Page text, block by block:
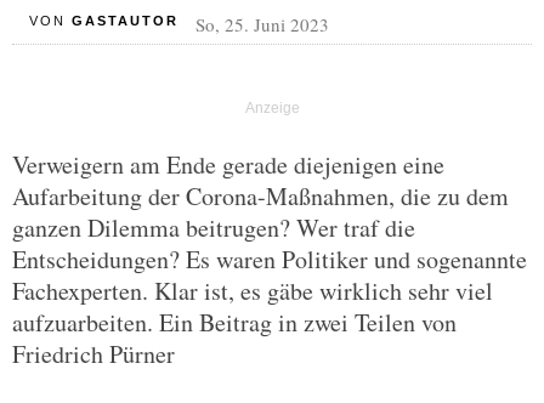
VON GASTAUTOR So, 25. Juni 2023
Verweigern am Ende gerade diejenigen eine
Aufarbeitung der Corona-Maßnahmen, die zu dem
ganzen Dilemma beitrugen? Wer traf die
Entscheidungen? Es waren Politiker und sogenannte
Fachexperten. Klar ist, es gäbe wirklich sehr viel
aufzuarbeiten. Ein Beitrag in zwei Teilen von
Friedrich Pürner